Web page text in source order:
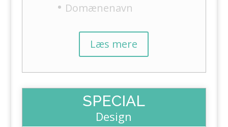
Domænenavn
Læs mere
SPECIAL
Design